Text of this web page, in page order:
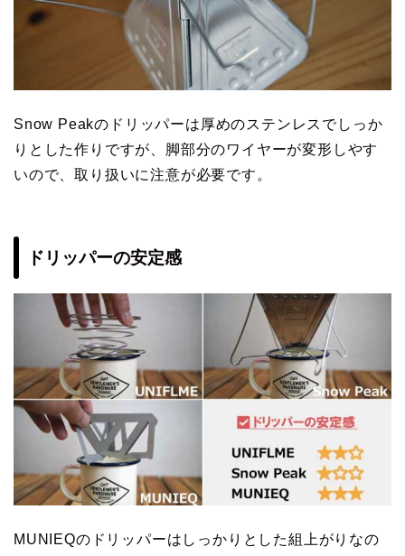
Snow Peakのドリッパーは厚めのステンレスでしっか
りとした作りですが、脚部分のワイヤーが変形しやす
いので、取り扱いに注意が必要です。
ドリッパーの安定感
MUNIEQのドリッパーはしっかりとした組上がりなの